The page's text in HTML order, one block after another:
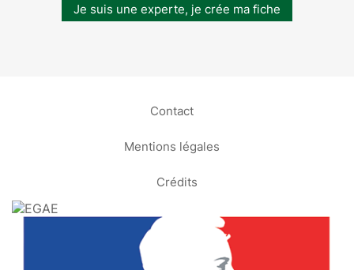
Je suis une experte, je crée ma fiche
Contact
Mentions légales
Crédits